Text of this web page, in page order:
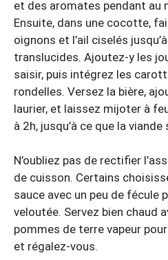
et des aromates pendant au
Ensuite, dans une cocotte,
oignons et l’ail ciselés
translucides. Ajoutez-y les
saisir, puis intégrez les
rondelles. Versez la bière,
laurier, et laissez mijoter à
à 2h, jusqu’à ce que la
N’oubliez pas de rectifier
de cuisson. Certains
sauce avec un peu de fécule
veloutée. Servez bien chaud
pommes de terre vapeur
et régalez-vous.